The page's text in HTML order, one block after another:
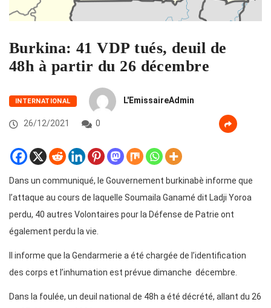
Burkina: 41 VDP tués, deuil de
48h à partir du 26 décembre
INTERNATIONAL L'EmissaireAdmin
26/12/2021 0
Dans un communiqué, le Gouvernement burkinabè informe que
l’attaque au cours de laquelle Soumaila Ganamé dit Ladji Yoroa
perdu, 40 autres Volontaires pour la Défense de Patrie ont
également perdu la vie.
Il informe que la Gendarmerie a été chargée de l’identification
des corps et l’inhumation est prévue dimanche décembre.
Dans la foulée, un deuil national de 48h a été décrété, allant du 26